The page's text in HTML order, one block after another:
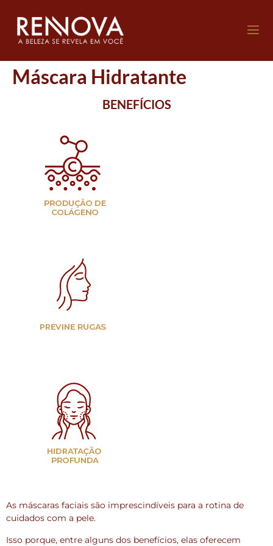
Máscara Hidratante
BENEFÍCIOS
As máscaras faciais são imprescindíveis para a rotina de
cuidados com a pele.
Isso porque, entre alguns dos benefícios, elas oferecem